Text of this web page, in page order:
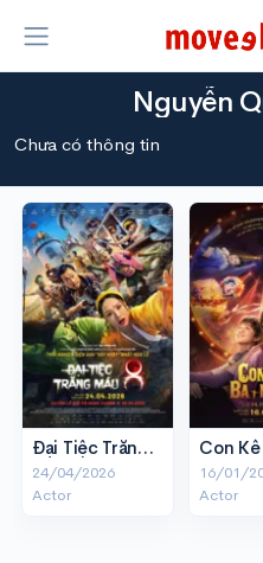
Nguyễn
Chưa có thông tin
Đại Tiệc Trăng Máu 8
24/04/2026
Actor
16/01/
Actor